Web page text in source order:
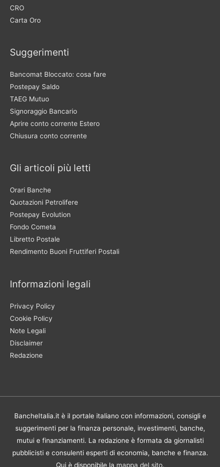
CRO
Carta Oro
Suggerimenti
Bancomat Bloccato: cosa fare
Postepay Saldo
TAEG Mutuo
Signoraggio Bancario
Aprire conto corrente Estero
Chiusura conto corrente
Gli articoli più letti
Orari Banche
Quotazioni Petrolifere
Postepay Evolution
Fondo Cometa
Libretto Postale
Rendimento Buoni Fruttiferi Postali
Informazioni legali
Privacy Policy
Cookie Policy
Note Legali
Disclaimer
Redazione
BancheItalia.it è il portale italiano con informazioni, consigli e
suggerimenti per la finanza personale, investimenti, banche,
mutui e finanziamenti. La redazione è formata da giornalisti
pubblicisti e consulenti esperti di economia, banche e finanza.
Qui è disponibile la mappa del sito.